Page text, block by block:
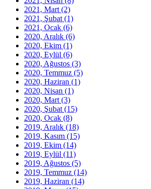
2021, Mart (2)
2021, Şubat (1)
2021, Ocak (6)
2020, Aralık (6)
2020, Ekim (1)
2020, Eylül (6)
2020, Ağustos (3)
2020, Temmuz (5)
2020, Haziran (1)
2020, Nisan (1)
2020, Mart (3)
2020, Şubat (15)
2020, Ocak (8)
2019, Aralık (18)
2019, Kasım (15)
2019, Ekim (14)
2019, Eylül (11)
2019, Ağustos (5)
2019, Temmuz (14)
2019, Haziran (14)